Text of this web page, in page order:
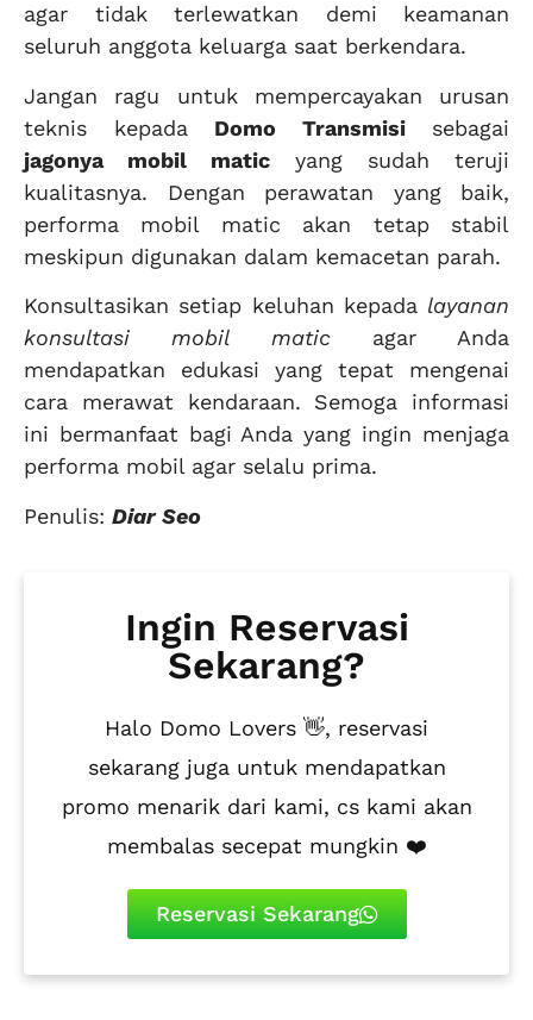
agar tidak terlewatkan demi keamanan
seluruh anggota keluarga saat berkendara.
Jangan ragu untuk mempercayakan urusan
teknis kepada Domo Transmisisebagai
jagonya mobil matic yang sudah teruji
kualitasnya. Dengan perawatan yang baik,
performa mobil matic akan tetap stabil
meskipun digunakan dalam kemacetan parah.
Konsultasikan setiap keluhan kepada layanan
konsultasi mobil maticagar Anda
mendapatkan edukasi yang tepat mengenai
cara merawat kendaraan. Semoga informasi
ini bermanfaat bagi Anda yang ingin menjaga
performa mobil agar selalu prima.
Penulis: Diar Seo
Ingin Reservasi
Sekarang?
Halo Domo Lovers 👋, reservasi
sekarang juga untuk mendapatkan
promo menarik dari kami, cs kami akan
membalas secepat mungkin ❤️
Reservasi Sekarang